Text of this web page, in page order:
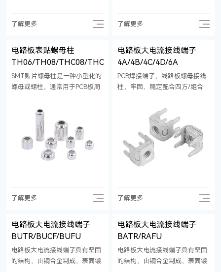
了解更多 了解更多
电路板表贴螺母柱
TH06/TH08/THC08/THC16
SMT贴片螺母柱是一种小型化的
螺母或螺柱，通常用于PCB板周
SMD表面贴装紧固件或者PCB焊
接螺母。为需要更高等级电气和
机械连接点的印刷电路板应用引
入了理想的硬件解决方案。
了解更多
电路板大电流接线端子
4A/4B/4C/4D/6A
PCB焊接端子，线路板螺母接线
柱，牢固、稳定配合四方/组合
流。材质：紫铜，黄铜。
了解更多
电路板大电流接线端子
BUTR/BUCF/BUFU
电路板大电流接线端子具有坚固
的结构，由铜合金制成，表面镀
电路板大电流接线端子
BATR/RAFU
电路板大电流接线端子具有坚固
的结构，由铜合金制成，表面镀